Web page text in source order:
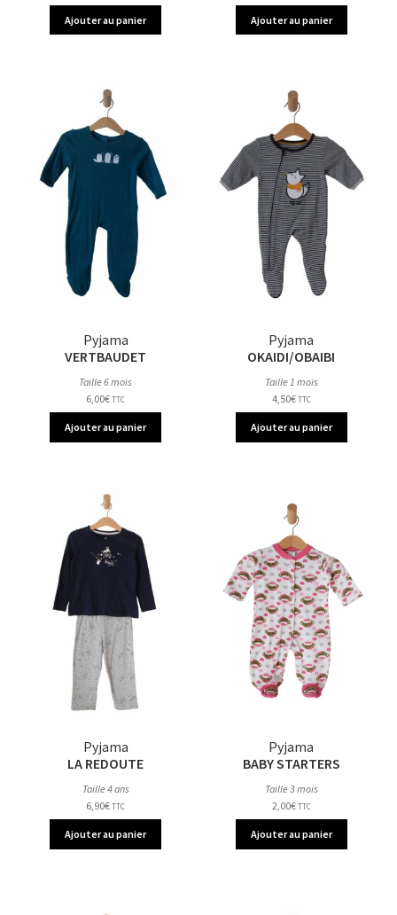
Ajouter au panier Ajouter au panier
Pyjama
VERTBAUDET
Taille 6 mois
6,00€ TTC
Ajouter au panier
Pyjama
OKAIDI/OBAIBI
Taille 1 mois
4,50€ TTC
Ajouter au panier
Pyjama
LA REDOUTE
Taille 4 ans
6,90€ TTC
Ajouter au panier
Pyjama
BABY STARTERS
Taille 3 mois
2,00€ TTC
Ajouter au panier